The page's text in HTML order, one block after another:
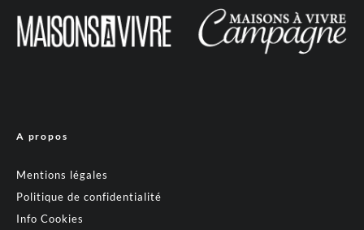
A propos
Mentions légales
Politique de confidentialité
Info Cookies